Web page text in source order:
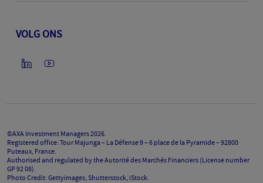
VOLG ONS
©AXA Investment Managers2026.
Registered office: Tour Majunga – La Défense 9 – 6 place de la Pyramide – 92800
Puteaux, France.
Authorised and regulated by the Autorité des Marchés Financiers (License number
GP 92 08).
Photo Credit: Gettyimages, Shutterstock, iStock.